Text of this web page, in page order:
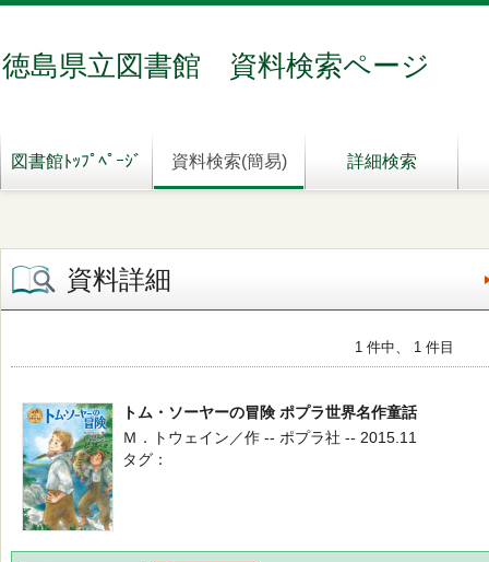
徳島県立図書館 資料検索ページ
図書館ﾄｯﾌﾟﾍﾟｰｼﾞ 資料検索(簡易) 詳細検索
資料詳細
1 件中、 1 件目
トム・ソーヤーの冒険 ポプラ世界名作童話
Ｍ．トウェイン／作 -- ポプラ社 -- 2015.11
タグ